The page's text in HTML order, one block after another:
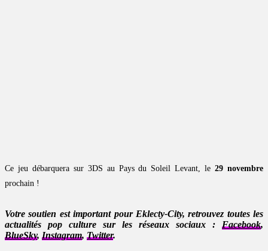
Ce jeu débarquera sur 3DS au Pays du Soleil Levant, le29 novembre
prochain !
Votre soutien est important pour Eklecty-City, retrouvez toutes les
actualités pop culture sur les réseaux sociaux : Facebook,
BlueSky, Instagram, Twitter.